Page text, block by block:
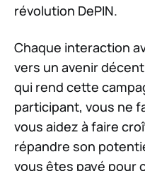
révolution DePIN.
Chaque interaction
vers un avenir
qui rend cette
participant, vous ne
vous aidez à faire
répandre son
vous êtes payé pour